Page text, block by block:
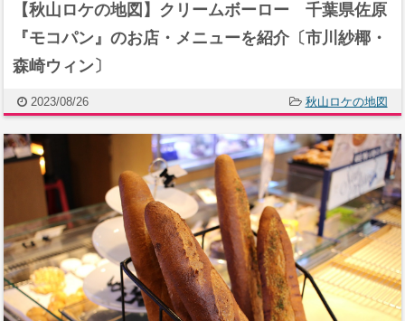
【秋山ロケの地図】クリームボーロー 千葉県佐原
『モコパン』のお店・メニューを紹介〔市川紗椰・
森崎ウィン〕
2023/08/26 秋山ロケの地図